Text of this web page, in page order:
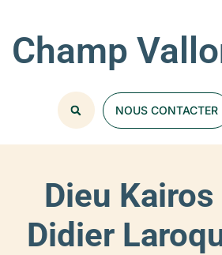
Champ
NOUS CONTACTER
Dieu
Didier